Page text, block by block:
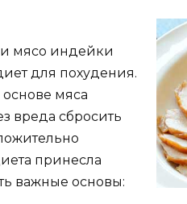
мясо индейки
для похудения.
мяса
вреда сбросить
принесла
важные основы: